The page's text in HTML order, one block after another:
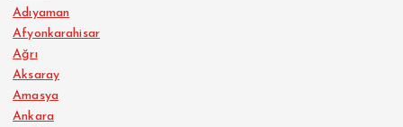
Adıyaman
Afyonkarahisar
Ağrı
Aksaray
Amasya
Ankara